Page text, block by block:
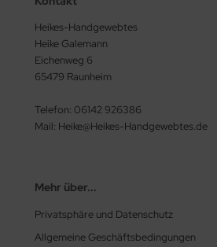
Heikes-Handgewebtes
Heike Galemann
Eichenweg 6
65479 Raunheim
Telefon: 06142 926386
Mail: Heike@Heikes-Handgewebtes.de
Mehr über...
Privatsphäre und Datenschutz
Allgemeine Geschäftsbedingungen